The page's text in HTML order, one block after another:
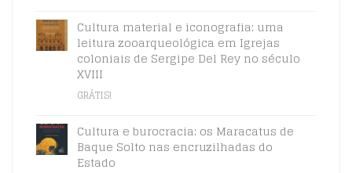
Cultura material e iconografia: uma
leitura zooarqueológica em Igrejas
coloniais de Sergipe Del Rey no século
XVIII
GRÁTIS!
Cultura e burocracia: os Maracatus de
Baque Solto nas encruzilhadas do
Estado